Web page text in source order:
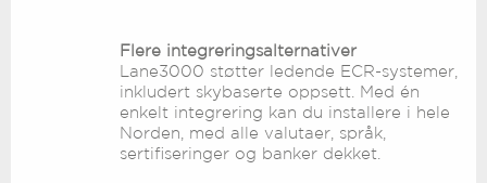
Flere integreringsalternativer
Lane3000 støtter ledende ECR-systemer,
inkludert sky­baserte oppsett. Med én
enkelt integrering kan du instal­lere i hele
Norden, med alle valutaer, språk,
sertifiseringer og banker dekket.